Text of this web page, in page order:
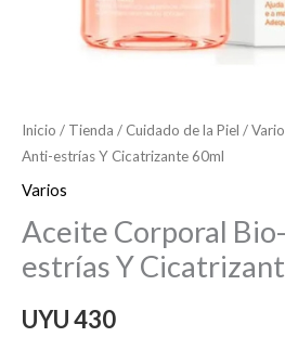
Inicio / Tienda / Cuidado de la Piel /
Anti-estrías Y Cicatrizante 60ml
Varios
Aceite Corporal
estrías Y
UYU430